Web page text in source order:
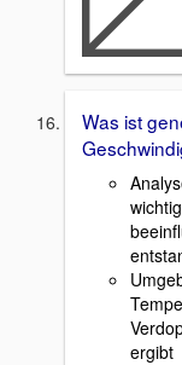
Was ist
ergibt